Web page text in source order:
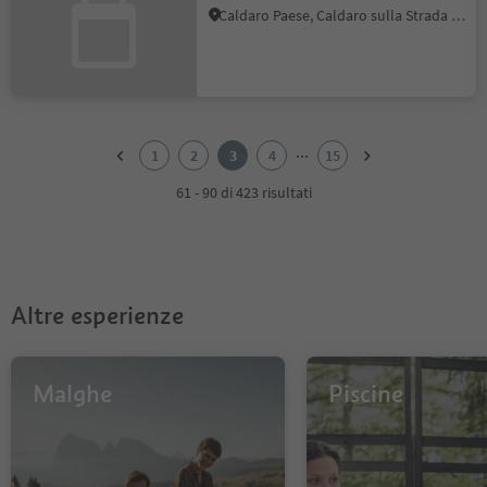
Caldaro Paese, Caldaro sulla Strada del Vino, Strada del Vino
10
12
1 2 3 4 ...
15
61 - 90 di 423 risultati
Altre esperienze
Malghe Piscine